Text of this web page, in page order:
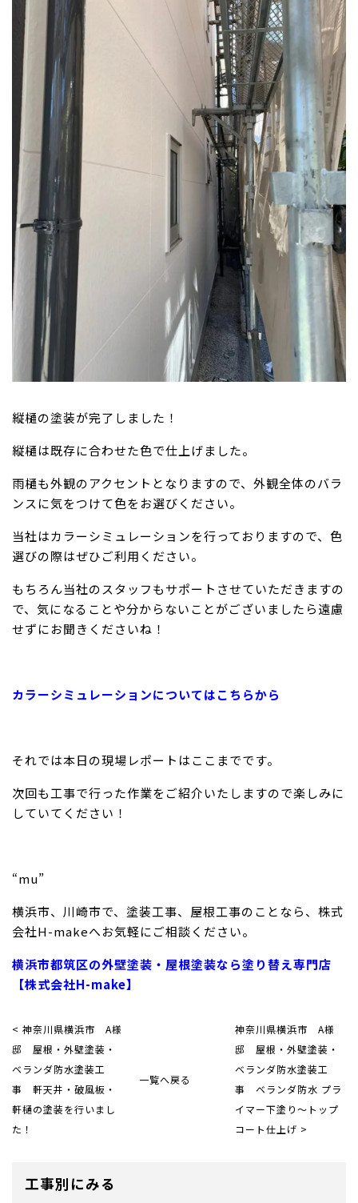
縦樋の塗装が完了しました！
縦樋は既存に合わせた色で仕上げました。
雨樋も外観のアクセントとなりますので、外観全体のバラ
ンスに気をつけて色をお選びください。
当社はカラーシミュレーションを行っておりますので、色
選びの際はぜひご利用ください。
もちろん当社のスタッフもサポートさせていただきますの
で、気になることや分からないことがございましたら遠慮
せずにお聞きくださいね！
カラーシミュレーションについてはこちらから
それでは本日の現場レポートはここまでです。
次回も工事で行った作業をご紹介いたしますので楽しみに
していてください！
“mu”
横浜市、川崎市で、塗装工事、屋根工事のことなら、株式
会社H-makeへお気軽にご相談ください。
横浜市都筑区の外壁塗装・屋根塗装なら塗り替え専門店
【株式会社H-make】
< 神奈川県横浜市 A様
邸 屋根・外壁塗装・
ベランダ防水塗装工
事 軒天井・破風板・
軒樋の塗装を行いまし
た！
神奈川県横浜市 A様
邸 屋根・外壁塗装・
ベランダ防水塗装工
事 ベランダ防水 プラ
イマー下塗り〜トップ
コート仕上げ >
一覧へ戻る
工事別にみる